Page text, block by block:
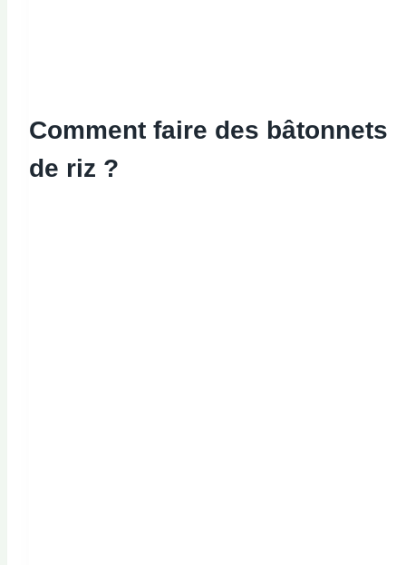
Comment faire des bâtonnets
de riz ?